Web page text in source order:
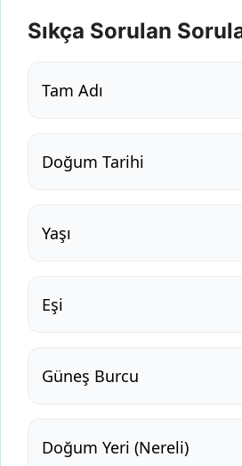
Sıkça Sorulan
Tam Adı
Doğum Tarihi
Yaşı
Eşi
Güneş Burcu
Doğum Yeri (Nereli)